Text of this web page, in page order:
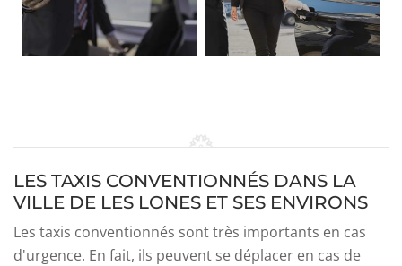
LES TAXIS CONVENTIONNÉS DANS LA
VILLE DE LES LONES ET SES ENVIRONS
Les taxis conventionnés sont très importants en cas
d'urgence. En fait, ils peuvent se déplacer en cas de